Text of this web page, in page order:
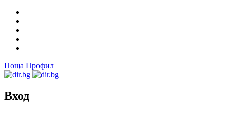
Поща Профил
Вход